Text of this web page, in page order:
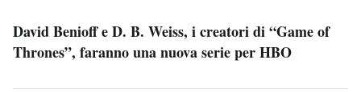
David Benioff e D. B. Weiss, i creatori di “Game of
Thrones”, faranno una nuova serie per HBO